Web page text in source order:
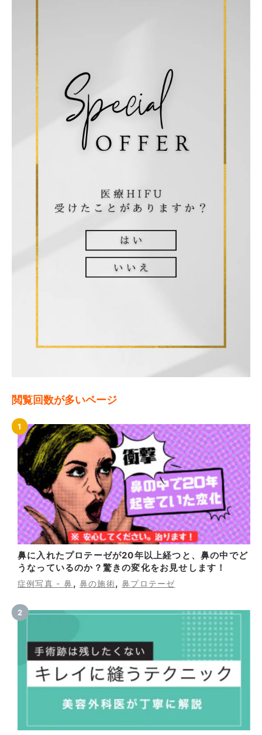
閲覧回数が多いページ
鼻に入れたプロテーゼが20年以上経つと、鼻の中でど
うなっているのか？驚きの変化をお見せします！
症例写真 - 鼻,鼻の施術,鼻プロテーゼ